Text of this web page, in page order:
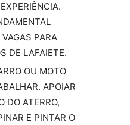
PARA
DE LAFAIETE.
OU MOTO
APOIAR
DO ATERRO,
E PINTAR O